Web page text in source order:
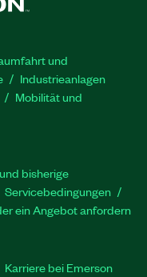
und
Industrieanlagen
Mobilität und
bisherige
Servicebedingungen
ein Angebot anfordern
Karriere bei Emerson